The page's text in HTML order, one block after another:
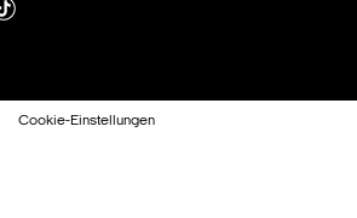
Cookie-Einstellungen